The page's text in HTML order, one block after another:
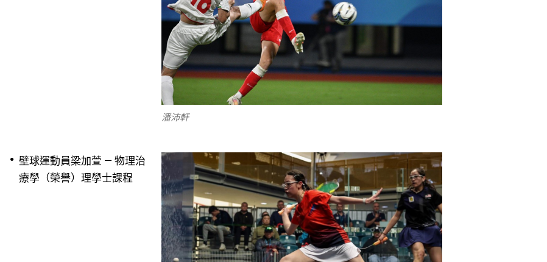
潘沛軒
壁球運動員梁加萱 — 物理治
療學（榮譽）理學士課程